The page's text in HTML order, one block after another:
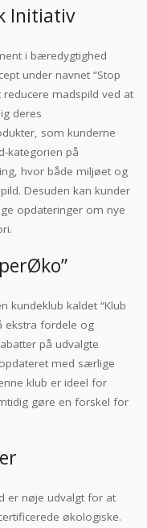
Initiativ
i bæredygtighed
under navnet “Stop
reducere madspild ved at
deres
som kunderne
kategorien på
hvor både miljøet og
Desuden kan kunder
opdateringer om nye
kundeklub kaldet “Klub
ekstra fordele og
på udvalgte
med særlige
klub er ideel for
gøre en forskel for
er nøje udvalgt for at
økologiske.